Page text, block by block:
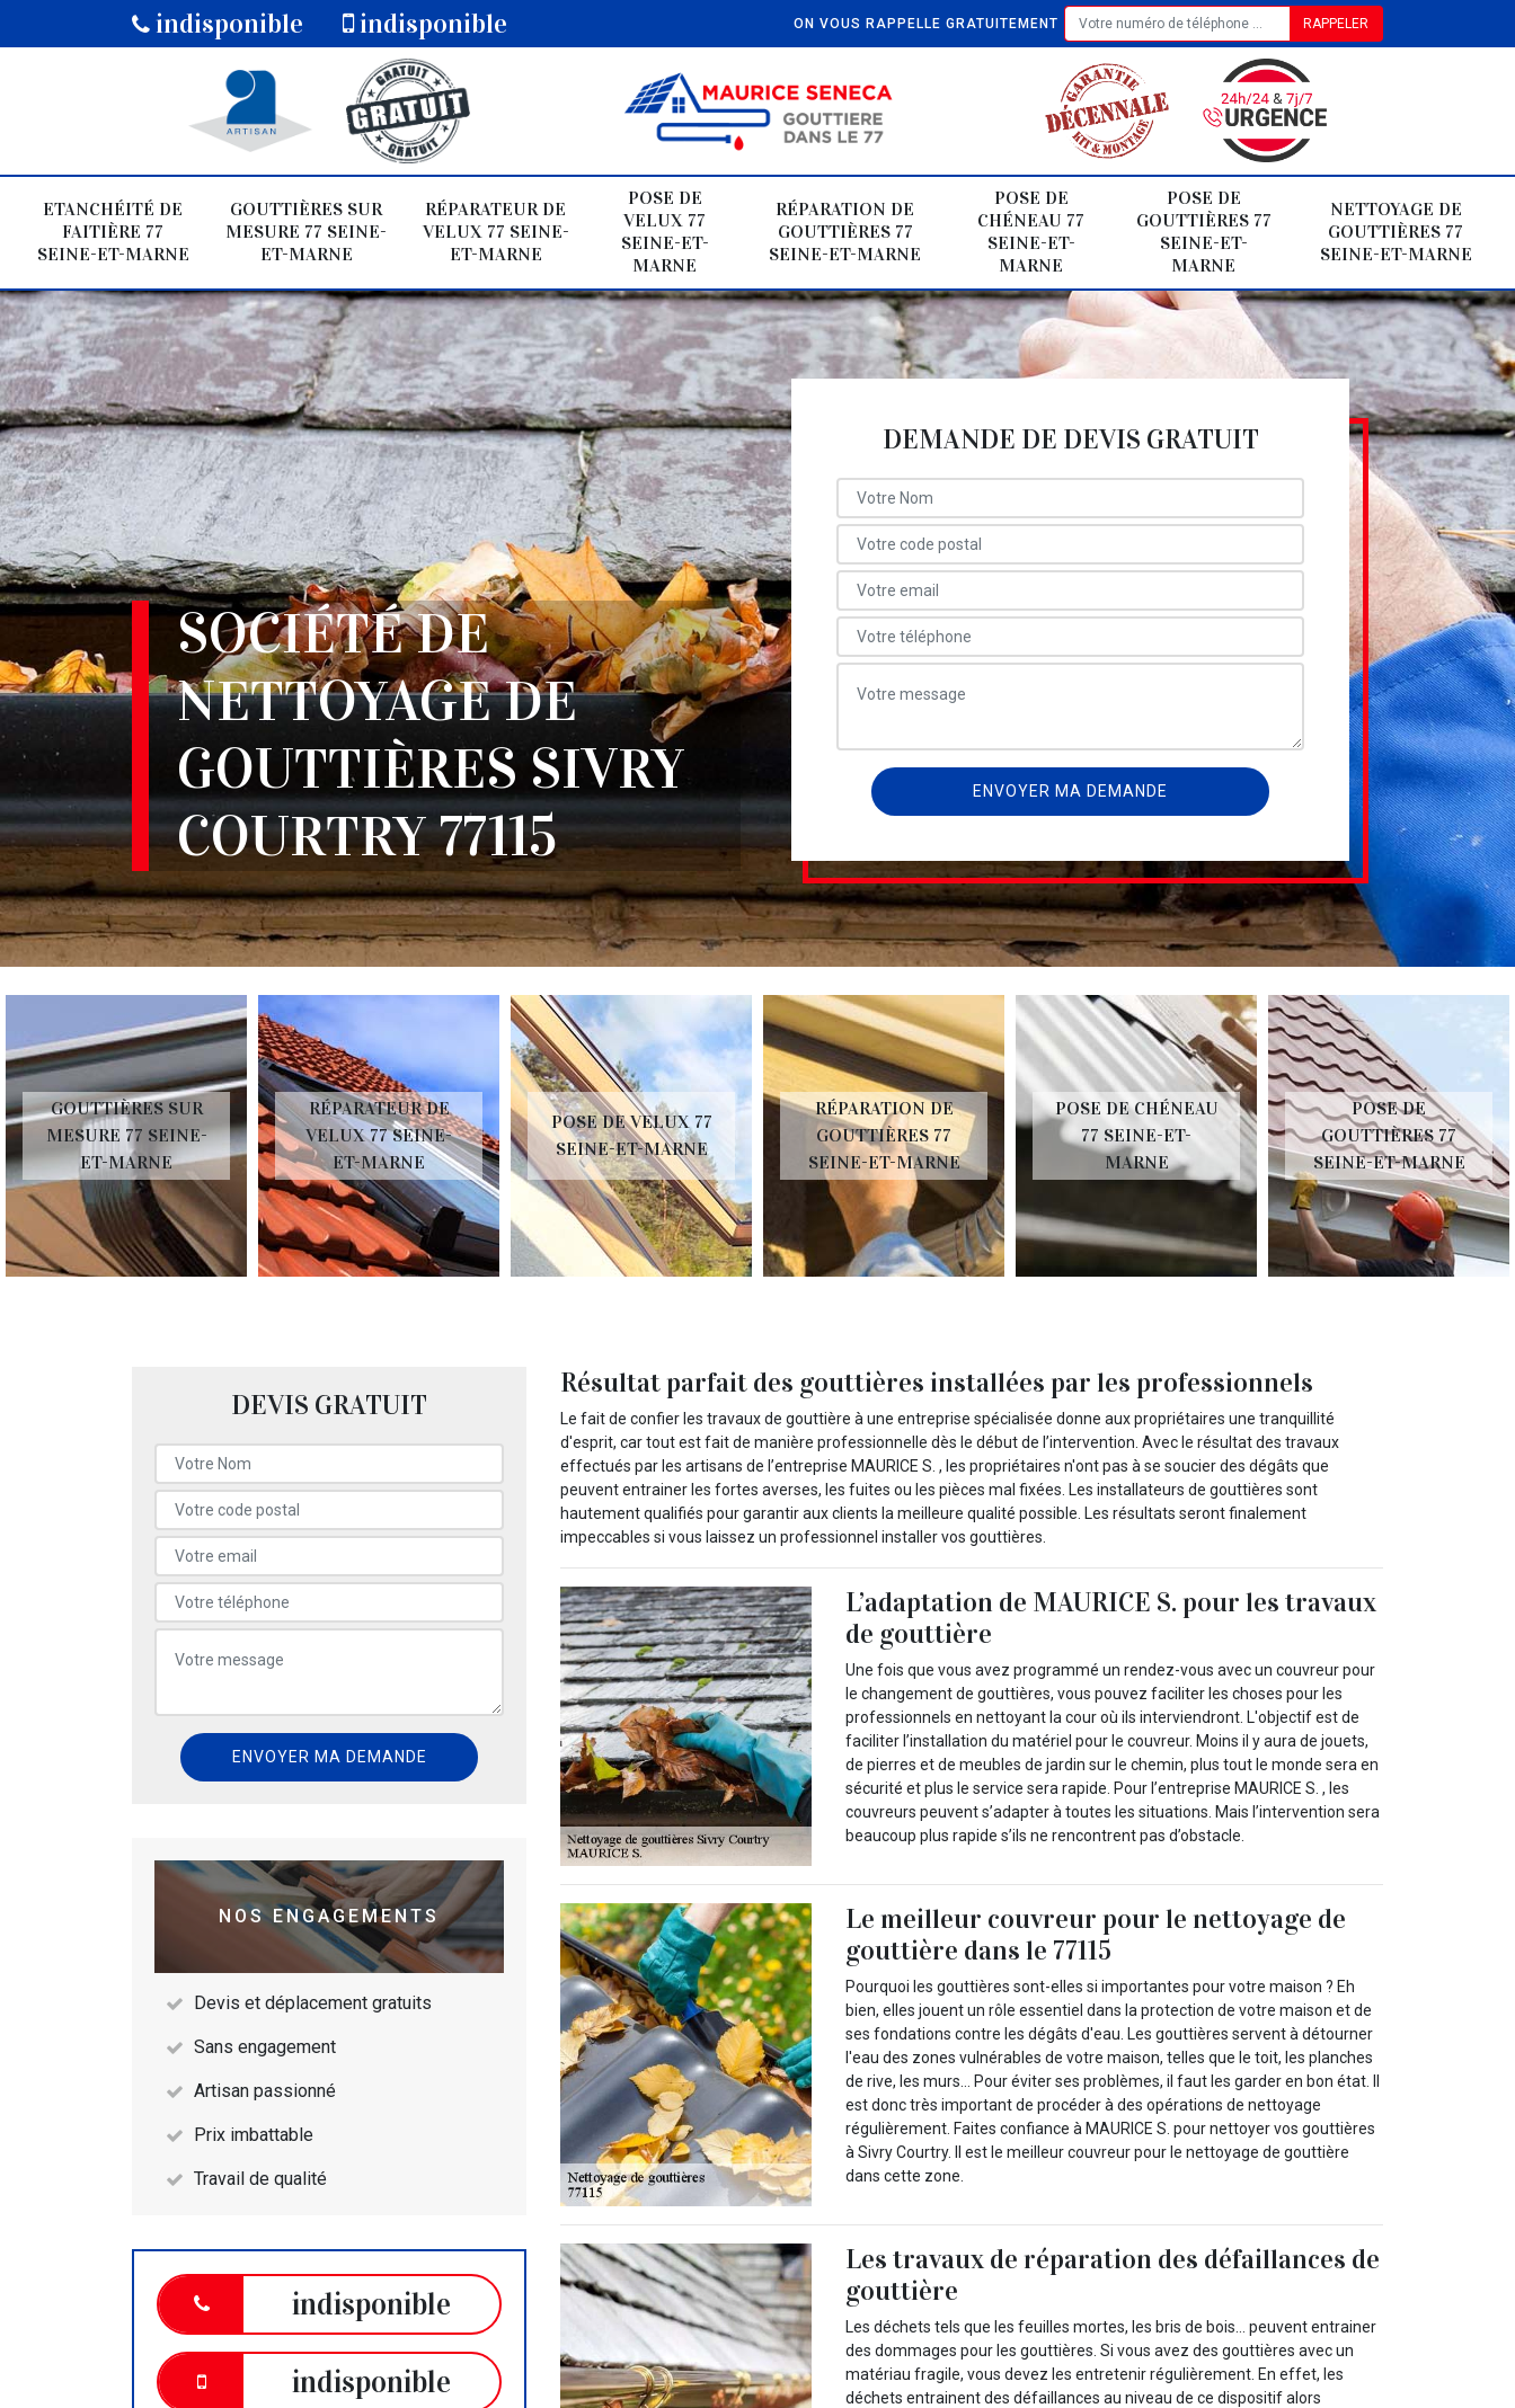
indisponible indisponible ON VOUS RAPPELLE GRATUITEMENT
ETANCHÉITÉ DE
FAITIÈRE 77
SEINE-ET-MARNE
GOUTTIÈRES SUR
MESURE 77 SEINE-
ET-MARNE
RÉPARATEUR DE
VELUX 77 SEINE-
ET-MARNE
POSE DE
VELUX 77
SEINE-ET-
MARNE
RÉPARATION DE
GOUTTIÈRES 77
SEINE-ET-MARNE
POSE DE
CHÉNEAU 77
SEINE-ET-
MARNE
POSE DE
GOUTTIÈRES 77
SEINE-ET-
MARNE
NETTOYAGE DE
GOUTTIÈRES 77
SEINE-ET-MARNE
SOCIÉTÉ DE
NETTOYAGE DE
GOUTTIÈRES SIVRY
COURTRY 77115
DEMANDE DE DEVIS GRATUIT
GOUTTIÈRES SUR
MESURE 77 SEINE-
ET-MARNE
RÉPARATEUR DE
VELUX 77 SEINE-
ET-MARNE
POSE DE VELUX 77
SEINE-ET-MARNE
RÉPARATION DE
GOUTTIÈRES 77
SEINE-ET-MARNE
POSE DE CHÉNEAU
77 SEINE-ET-
MARNE
POSE DE
GOUTTIÈRES 77
SEINE-ET-MARNE
DEVIS GRATUIT
NOS ENGAGEMENTS
Devis et déplacement gratuits
Sans engagement
Artisan passionné
Prix imbattable
Travail de qualité
indisponible
indisponible
Résultat parfait des gouttières installées par les professionnels
Le fait de confier les travaux de gouttière à une entreprise spécialisée donne aux propriétaires une tranquillité
d'esprit, car tout est fait de manière professionnelle dès le début de l’intervention. Avec le résultat des travaux
effectués par les artisans de l’entreprise MAURICE S. , les propriétaires n'ont pas à se soucier des dégâts que
peuvent entrainer les fortes averses, les fuites ou les pièces mal fixées. Les installateurs de gouttières sont
hautement qualifiés pour garantir aux clients la meilleure qualité possible. Les résultats seront finalement
impeccables si vous laissez un professionnel installer vos gouttières.
L’adaptation de MAURICE S. pour les travaux
de gouttière
Une fois que vous avez programmé un rendez-vous avec un couvreur pour
le changement de gouttières, vous pouvez faciliter les choses pour les
professionnels en nettoyant la cour où ils interviendront. L'objectif est de
faciliter l’installation du matériel pour le couvreur. Moins il y aura de jouets,
de pierres et de meubles de jardin sur le chemin, plus tout le monde sera en
sécurité et plus le service sera rapide. Pour l’entreprise MAURICE S. , les
couvreurs peuvent s’adapter à toutes les situations. Mais l’intervention sera
beaucoup plus rapide s’ils ne rencontrent pas d’obstacle.
Le meilleur couvreur pour le nettoyage de
gouttière dans le 77115
Pourquoi les gouttières sont-elles si importantes pour votre maison ? Eh
bien, elles jouent un rôle essentiel dans la protection de votre maison et de
ses fondations contre les dégâts d'eau. Les gouttières servent à détourner
l'eau des zones vulnérables de votre maison, telles que le toit, les planches
de rive, les murs… Pour éviter ses problèmes, il faut les garder en bon état. Il
est donc très important de procéder à des opérations de nettoyage
régulièrement. Faites confiance à MAURICE S. pour nettoyer vos gouttières
à Sivry Courtry. Il est le meilleur couvreur pour le nettoyage de gouttière
dans cette zone.
Les travaux de réparation des défaillances de
gouttière
Les déchets tels que les feuilles mortes, les bris de bois… peuvent entrainer
des dommages pour les gouttières. Si vous avez des gouttières avec un
matériau fragile, vous devez les entretenir régulièrement. En effet, les
déchets entrainent des défaillances au niveau de ce dispositif alors